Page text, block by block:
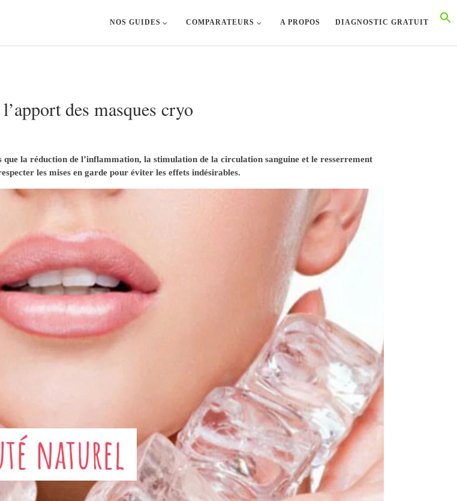
NOS GUIDES COMPARATEURS A PROPOS DIAGNOSTIC GRATUIT
des masques cryo
la réduction de l’inflammation, la stimulation de la circulation sanguine et le resserrement
les mises en garde pour éviter les effets indésirables.